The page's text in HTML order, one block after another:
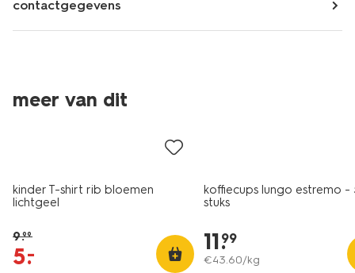
contactgegevens
meer van dit
sale
kinder T-shirt rib bloemen
lichtgeel
9.99
5.
–
koffiecups lungo estremo -
stuks
11.
99
€43.60/kg